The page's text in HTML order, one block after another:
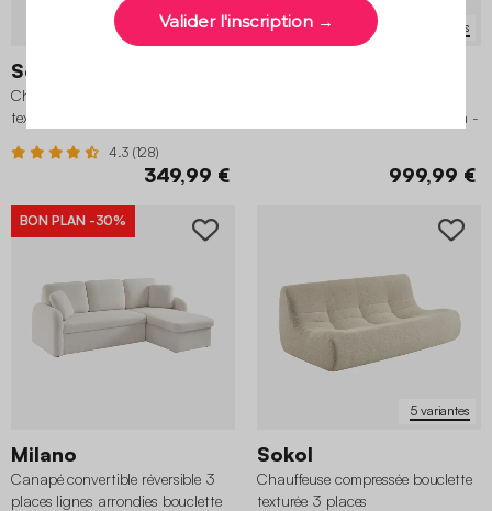
5 variantes
Sokol
Chauffeuse compressée bouclette
texturée 2 places
4.3 (128)
349,99 €
4 variantes
tissu chenille avec matelas 10cm -
999,99 €
BON PLAN -30%
Milano
Canapé convertible réversible 3
places lignes arrondies bouclette
5 variantes
Sokol
Chauffeuse compressée bouclette
texturée 3 places